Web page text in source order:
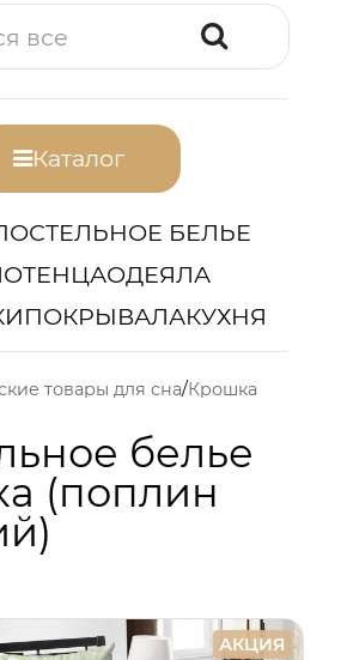
Каталог
БЕЛЬЕ
ОДЕЯЛА
ПОКРЫВАЛАКУХНЯ
товары для сна Крошка
белье
(поплин
АКЦИЯ